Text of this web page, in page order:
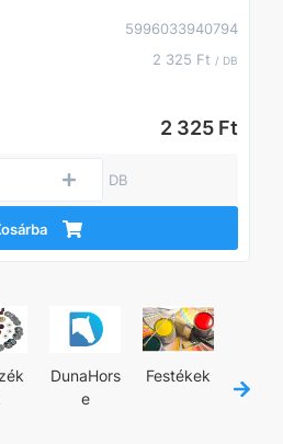
5996033940794
2 325 Ft / DB
2 325 Ft
DB
DunaHors
e
Festékek